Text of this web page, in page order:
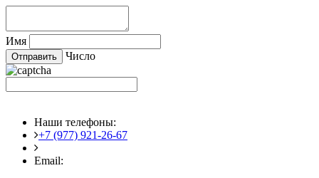
Имя
Число
Наши телефоны:
+7 (977) 921-26-67
Email: